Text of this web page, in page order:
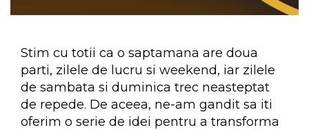
Stim cu totii ca o saptamana are doua
parti, zilele de lucru si weekend, iar zilele
de sambata si duminica trec neasteptat
de repede. De aceea, ne-am gandit sa iti
oferim o serie de idei pentru a transforma